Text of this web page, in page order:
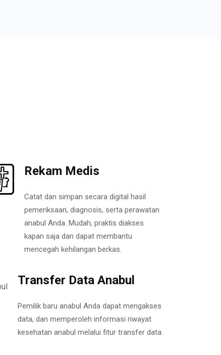
Rekam Medis
Catat dan simpan secara digital hasil
pemeriksaan, diagnosis, serta perawatan
anabul Anda. Mudah, praktis diakses
kapan saja dan dapat membantu
mencegah kehilangan berkas.
Transfer Data Anabul
Pemilik baru anabul Anda dapat mengakses
data, dan memperoleh informasi riwayat
kesehatan anabul melalui fitur transfer data.